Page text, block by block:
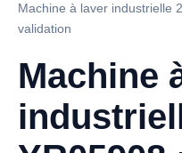
Machine à laver industrielle
validation
Machine